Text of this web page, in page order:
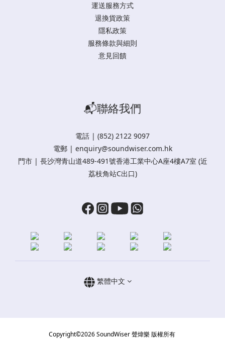
運送服務方式
退換貨政策
隱私政策
服務條款與細則
意見回饋
📬聯絡我們
電話 | (852) 2122 9097
電郵 | enquiry@soundwiser.com.hk
門市 | 長沙灣青山道489-491號香港工業中心A座4樓A7室 (近
荔枝角站C出口)
繁體中文
Copyright©2026 SoundWiser 聲煒樂 版權所有